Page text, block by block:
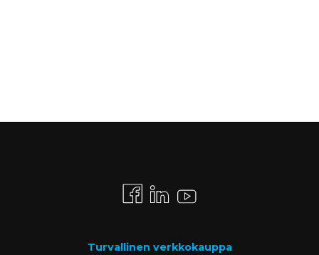
Turvallinen verkkokauppa